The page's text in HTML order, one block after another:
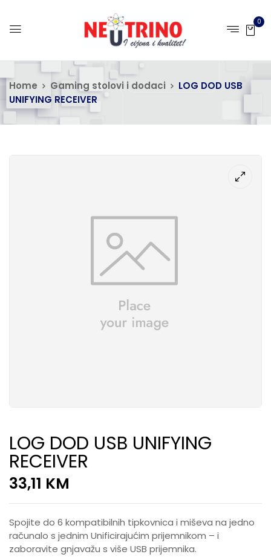
0
Home Gaming stolovi i dodaci
LOG DOD USB
UNIFYING RECEIVER
LOG DOD USB UNIFYING
RECEIVER
33,11 KM
Spojite do 6 kompatibilnih tipkovnica i miševa na jedno
računalo s jednim Unificirajućim prijemnikom – i
zaboravite gnjavažu s više USB prijemnika.